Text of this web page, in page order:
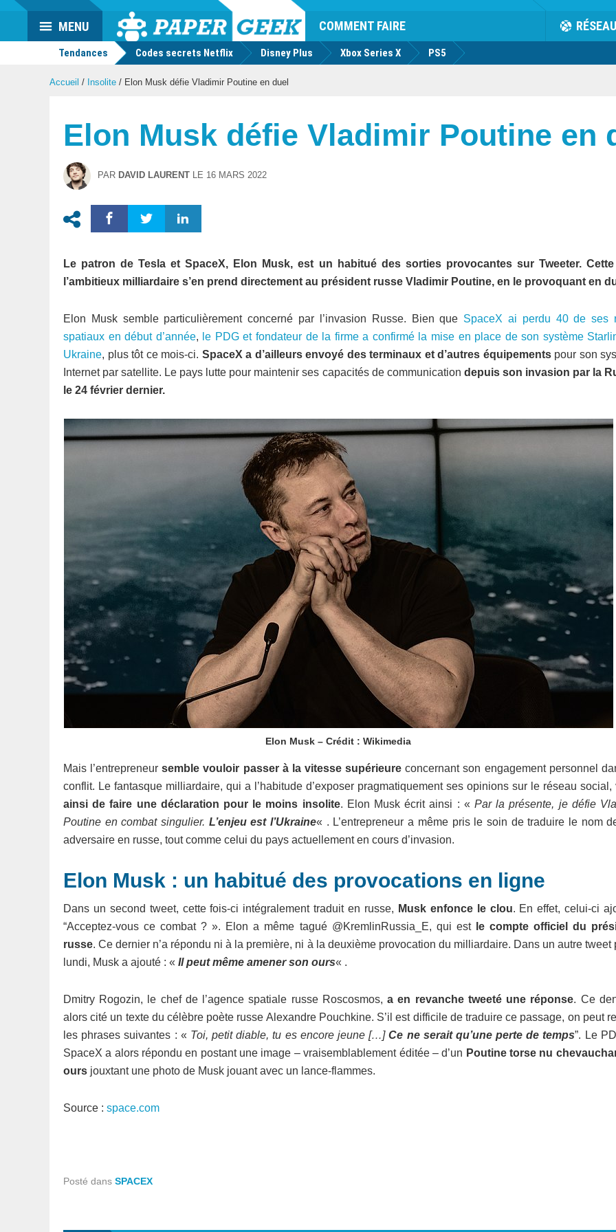
Actu
geek
COMMENT FAIRE RÉSEAU
MENU
Tendances Codes secrets Netflix Disney Plus Xbox Series X PS5
Accueil / Insolite / Elon Musk défie Vladimir Poutine en duel
Elon Musk défie Vladimir Poutine en
PAR DAVID LAURENT LE 16 MARS 2022
Le patron de Tesla et SpaceX, Elon Musk, est un habitué des sorties provocantes sur Tweeter.
l’ambitieux milliardaire s’en prend directement au président russe Vladimir Poutine, en le provoquant en
Elon Musk semble particulièrement concerné par l’invasion Russe. Bien que SpaceX ai perdu 40 de ses
spatiaux en début d’année, le PDG et fondateur de la firme a confirmé la mise en place de son système
Ukraine, plus tôt ce mois-ci. SpaceX a d’ailleurs envoyé des terminaux et d’autres équipementspour son
Internet par satellite. Le pays lutte pour maintenir ses capacités de communication depuis son invasion par la
le 24 février dernier.
Elon Musk – Crédit : Wikimedia
Mais l’entrepreneursemble vouloir passer à la vitesse supérieure concernant son engagement personnel
conflit. Le fantasque milliardaire, qui a l’habitude d’exposer pragmatiquement ses opinions sur le réseau social,
ainsi de faire une déclaration pour le moins insolite. Elon Musk écrit ainsi : «Par la présente, je défie
Poutine en combat singulier. L’enjeu est l’Ukraine« . L’entrepreneur a même pris le soin de traduire le nom
adversaire en russe, tout comme celui du pays actuellement en cours d’invasion.
Elon Musk : un habitué des provocations en ligne
Dans un second tweet, cette fois-ci intégralement traduit en russe, Musk enfonce le clou. En effet, celui-ci
“Acceptez-vous ce combat ? ». Elon a même tagué @KremlinRussia_E, qui est le compte officiel du
russe. Ce dernier n’a répondu ni à la première, ni à la deuxième provocation du milliardaire. Dans un autre tweet
lundi, Musk a ajouté : « Il peut même amener son ours« .
Dmitry Rogozin, le chef de l’agence spatiale russe Roscosmos,a en revanche tweeté une réponse. Ce
alors cité un texte du célèbre poète russe Alexandre Pouchkine. S’il est difficile de traduire ce passage, on peut
les phrases suivantes : « Toi, petit diable, tu es encore jeune […]Ce ne serait qu’une perte de temps”. Le
SpaceX a alors répondu en postant une image – vraisemblablement éditée – d’un Poutine torse nu
ours jouxtant une photo de Musk jouant avec un lance-flammes.
Source : space.com
Posté dans SPACEX